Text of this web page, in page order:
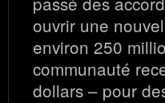
ouvrir une
environ 250
communauté
dollars – pour